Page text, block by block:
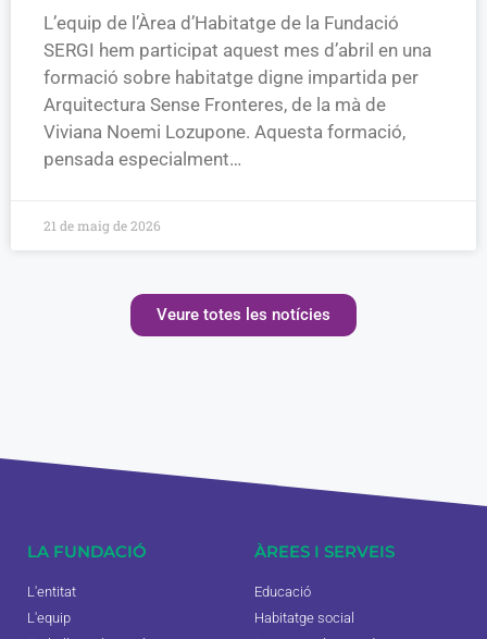
L’equip de l’Àrea d’Habitatge de la Fundació
SERGI hem participat aquest mes d’abril en una
formació sobre habitatge digne impartida per
Arquitectura Sense Fronteres, de la mà de
Viviana Noemi Lozupone. Aquesta formació,
pensada especialment…
21 de maig de 2026
Veure totes les notícies
LA FUNDACIÓ
L'entitat
L'equip
ÀREES I SERVEIS
Educació
Habitatge social